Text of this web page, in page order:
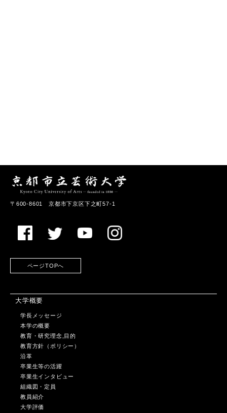
〒600-8601 京都市下京区下之町57-1
ページTOPへ
大学概要
学長メッセージ
本学の概要
教育・研究理念,目的
教育方針（ポリシー）
沿革
卒業生等の活躍
卒業生インタビュー
組織図・定員
教員紹介
大学評価